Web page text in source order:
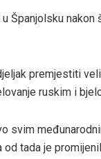
Španjolsku
premjestiti
ruskim i
svim
tada je